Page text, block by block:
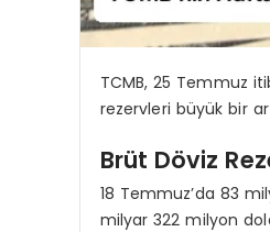
TCMB, 25 Temmuz
rezervleri büyük bir
Brüt Döviz
18 Temmuz’da 83
milyar 322 milyon